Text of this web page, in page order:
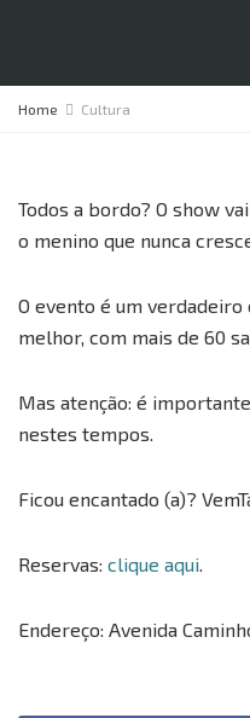
Home Cultura
Todos a bordo? O show
o menino que nunca
O evento é um
melhor, com mais de 60
Mas atenção: é
nestes tempos.
Ficou encantado (a)?
Reservas: clique aqui.
Endereço: Avenida